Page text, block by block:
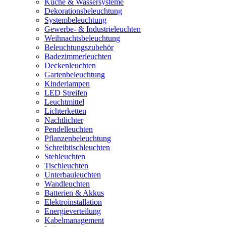
Küche & Wassersysteme
Dekorationsbeleuchtung
Systembeleuchtung
Gewerbe- & Industrieleuchten
Weihnachtsbeleuchtung
Beleuchtungszubehör
Badezimmerleuchten
Deckenleuchten
Gartenbeleuchtung
Kinderlampen
LED Streifen
Leuchtmittel
Lichterketten
Nachtlichter
Pendelleuchten
Pflanzenbeleuchtung
Schreibtischleuchten
Stehleuchten
Tischleuchten
Unterbauleuchten
Wandleuchten
Batterien & Akkus
Elektroinstallation
Energieverteilung
Kabelmanagement